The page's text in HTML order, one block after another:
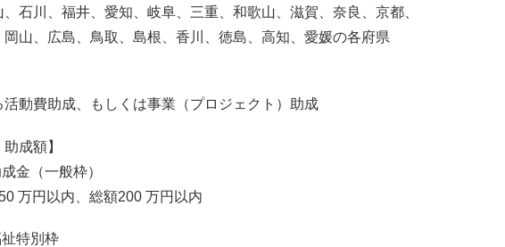
、石川、福井、愛知、岐阜、三重、和歌山、滋賀、奈良、京都、
、広島、鳥取、島根、香川、徳島、高知、愛媛の各府県
費助成、もしくは事業（プロジェクト）助成
成額】
（一般枠）
円以内、総額200 万円以内
特別枠